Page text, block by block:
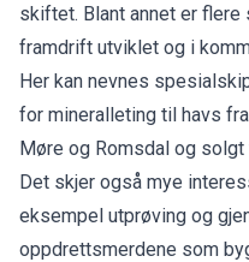
skiftet. Blant annet er
framdrift utviklet og i
Her kan nevnes
for mineralleting til havs
Møre og Romsdal og solgt
Det skjer også mye
eksempel utprøving og
oppdrettsmerdene som